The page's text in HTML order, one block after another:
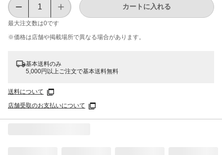
最大注文数は0です
カートに入れる
※価格は​店舗や​掲載場所で​異なる​場合が​あります。
基本送料のみ
5,000円以上ご注文で基本送料無料
送料について
店舗受取のお支払いについて